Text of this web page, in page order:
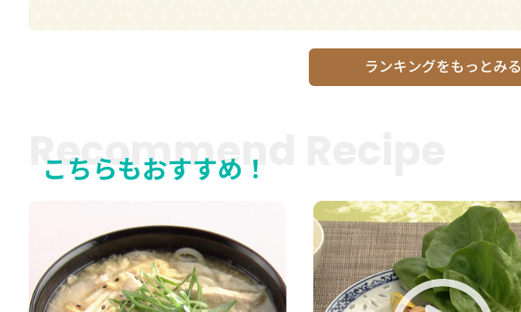
ランキングをもっとみる
こちらもおすすめ！
Recommend Recipe